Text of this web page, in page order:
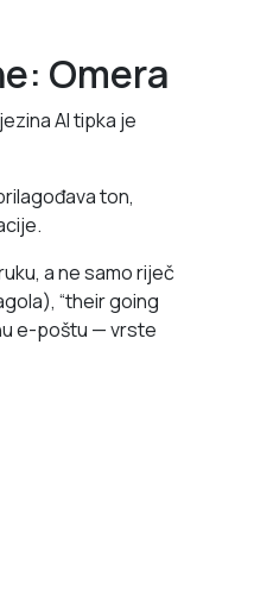
Omera
AI tipka je
ton,
a ne samo riječ
“their going
e-poštu — vrste